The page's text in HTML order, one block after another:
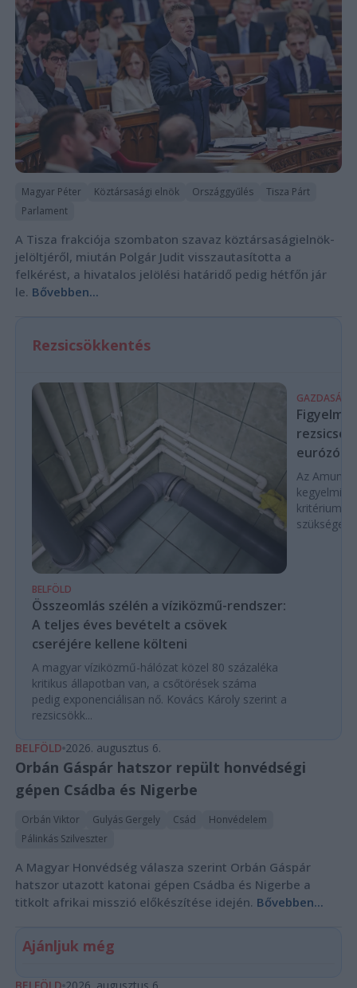
Magyar Péter Köztársasági elnök Országgyűlés
Tisza Párt
Parlament
A Tisza frakciója szombaton szavaz köztársaságielnök-
jelöltjéről, miután Polgár Judit visszautasította a
felkérést, a hivatalos jelölési határidő pedig hétfőn jár
le. Bővebben...
Rezsicsökkentés
BELFÖLD
Összeomlás szélén a víziközmű-rendszer:
A teljes éves bevételt a csövek
cseréjére kellene költeni
A magyar víziközmű-hálózat közel 80 százaléka
kritikus állapotban van, a csőtörések száma
pedig exponenciálisan nő. Kovács Károly szerint a
rezsicsökk...
GAZDASÁG
Az Amundi
kegyelmi
BELFÖLD 2026. augusztus 6.
Orbán Gáspár hatszor repült honvédségi
gépen Csádba és Nigerbe
Orbán Viktor Gulyás Gergely Csád
Honvédelem
Pálinkás Szilveszter
A Magyar Honvédség válasza szerint Orbán Gáspár
hatszor utazott katonai gépen Csádba és Nigerbe a
titkolt afrikai misszió előkészítése idején. Bővebben...
Ajánljuk még